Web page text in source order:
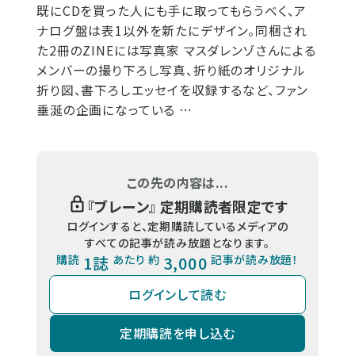
既にCDを買った人にも手に取ってもらうべく、ア
ナログ盤は表1以外を新たにデザイン。同梱され
た2冊のZINEには写真家 マスダレンゾさんによる
メンバーの撮り下ろし写真、折り紙のオリジナル
折り図、書下ろしエッセイを収録するなど、ファン
垂涎の企画になっている …
この先の内容は...
『ブレーン』 定期購読者限定です
ログインすると、定期購読しているメディアの
すべての記事が読み放題となります。
購読 1誌 あたり 約 3,000 記事が読み放題！
ログインして読む
定期購読を申し込む